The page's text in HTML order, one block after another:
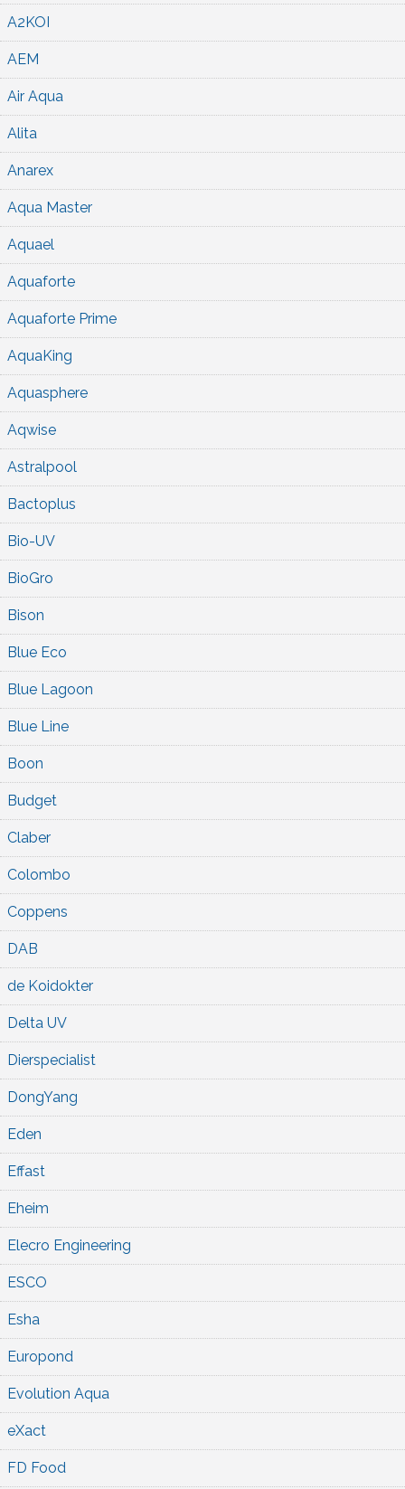
A2KOI
AEM
Air Aqua
Alita
Anarex
Aqua Master
Aquael
Aquaforte
Aquaforte Prime
AquaKing
Aquasphere
Aqwise
Astralpool
Bactoplus
Bio-UV
BioGro
Bison
Blue Eco
Blue Lagoon
Blue Line
Boon
Budget
Claber
Colombo
Coppens
DAB
de Koidokter
Delta UV
Dierspecialist
DongYang
Eden
Effast
Eheim
Elecro Engineering
ESCO
Esha
Europond
Evolution Aqua
eXact
FD Food